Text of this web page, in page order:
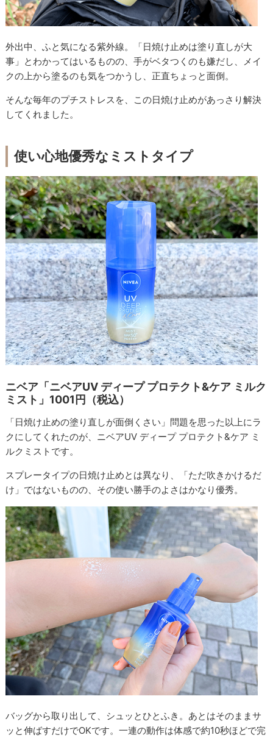
外出中、ふと気になる紫外線。「日焼け止めは塗り直しが大
事」とわかってはいるものの、手がベタつくのも嫌だし、メイ
クの上から塗るのも気をつかうし、正直ちょっと面倒。
そんな毎年のプチストレスを、この日焼け止めがあっさり解決
してくれました。
使い心地優秀なミストタイプ
ニベア「ニベアUV ディープ プロテクト&ケア ミルク
ミスト」1001円（税込）
「日焼け止めの塗り直しが面倒くさい」問題を思った以上にラ
クにしてくれたのが、ニベアUV ディープ プロテクト&ケア ミ
ルクミストです。
スプレータイプの日焼け止めとは異なり、「ただ吹きかけるだ
け」ではないものの、その使い勝手のよさはかなり優秀。
バッグから取り出して、シュッとひとふき。あとはそのままサ
ッと伸ばすだけでOKです。一連の動作は体感で約10秒ほどで完